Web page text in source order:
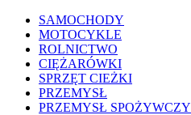
SAMOCHODY
MOTOCYKLE
ROLNICTWO
CIĘŻARÓWKI
SPRZĘT CIEŻKI
PRZEMYSŁ
PRZEMYSŁ SPOŻYWCZY